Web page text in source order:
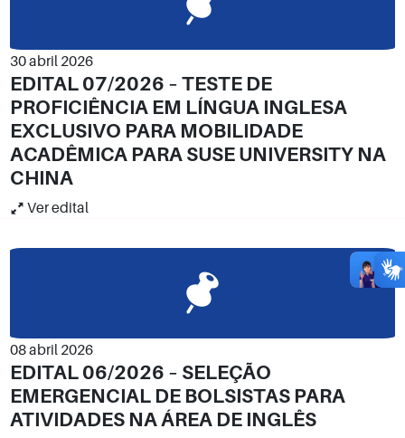
30 abril 2026
EDITAL 07/2026 – TESTE DE
PROFICIÊNCIA EM LÍNGUA INGLESA
EXCLUSIVO PARA MOBILIDADE
ACADÊMICA PARA SUSE UNIVERSITY NA
CHINA
Ver edital
08 abril 2026
EDITAL 06/2026 – SELEÇÃO
EMERGENCIAL DE BOLSISTAS PARA
ATIVIDADES NA ÁREA DE INGLÊS